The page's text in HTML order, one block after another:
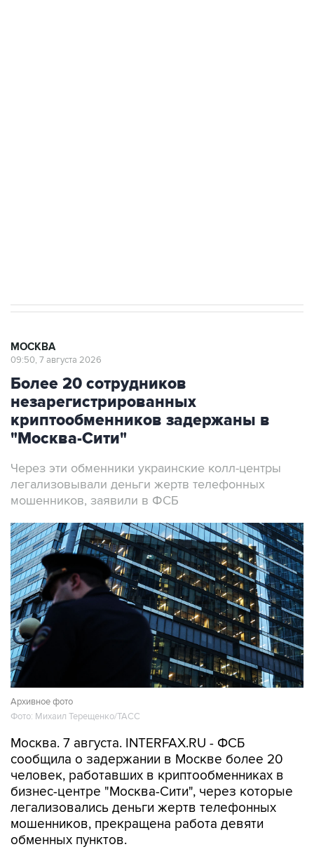
МОСКВА
09:50, 7 августа 2026
Более 20 сотрудников
незарегистрированных
криптообменников задержаны в
"Москва-Сити"
Через эти обменники украинские колл-центры
легализовывали деньги жертв телефонных
мошенников, заявили в ФСБ
Архивное фото
Фото: Михаил Терещенко/ТАСС
Москва. 7 августа. INTERFAX.RU - ФСБ
сообщила о задержании в Москве более 20
человек, работавших в криптообменниках в
бизнес-центре "Москва-Сити", через которые
легализовались деньги жертв телефонных
мошенников, прекращена работа девяти
обменных пунктов.